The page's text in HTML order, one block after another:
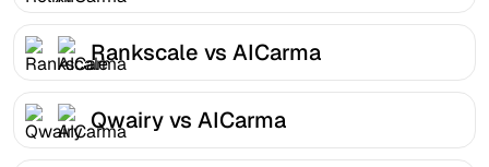
Rankscale vs AICarma
Qwairy vs AICarma